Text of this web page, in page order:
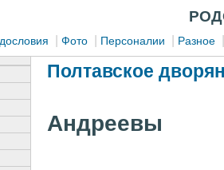
Фото Персоналии Разное
Полтавское
Андреевы